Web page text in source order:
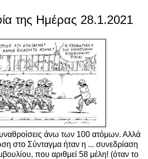
της Ημέρας 28.1.2021
άνω των 100 ατόμων. Αλλά
στο Σύνταγμα ήταν η ... συνεδρίαση
που αριθμεί 58 μέλη! (όταν το